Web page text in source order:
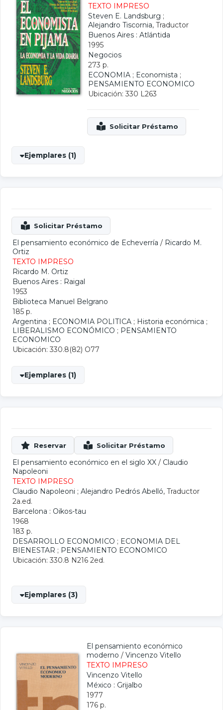
TEXTO IMPRESO
Steven E. Landsburg ;
Alejandro Tiscornia, Traductor
Buenos Aires : Atlántida
1995
Negocios
273 p.
ECONOMIA ; Economista ;
PENSAMIENTO ECONOMICO
Ubicación: 330 L263
Ejemplares (1)
El pensamiento económico de Echeverría / Ricardo M.
Ortiz
TEXTO IMPRESO
Ricardo M. Ortiz
Buenos Aires : Raigal
1953
Biblioteca Manuel Belgrano
185 p.
Argentina ; ECONOMIA POLITICA ; Historia económica ;
LIBERALISMO ECONÓMICO ; PENSAMIENTO
ECONOMICO
Ubicación: 330.8(82) O77
Ejemplares (1)
El pensamiento económico en el siglo XX / Claudio
Napoleoni
TEXTO IMPRESO
Claudio Napoleoni ; Alejandro Pedrós Abelló, Traductor
2a.ed.
Barcelona : Oikos-tau
1968
183 p.
DESARROLLO ECONOMICO ; ECONOMIA DEL
BIENESTAR ; PENSAMIENTO ECONOMICO
Ubicación: 330.8 N216 2ed.
Ejemplares (3)
El pensamiento económico
moderno / Vincenzo Vitello
TEXTO IMPRESO
Vincenzo Vitello
México : Grijalbo
1977
176 p.